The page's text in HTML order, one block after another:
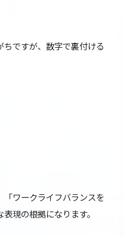
ですが、数字で裏付ける
ワークライフバランスを
現の根拠になります。